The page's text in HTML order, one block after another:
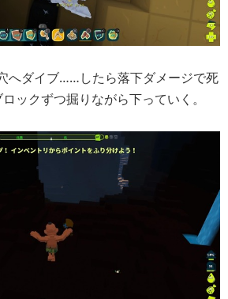
へダイブ……したら落下ダメージで死
ックずつ掘りながら下っていく。